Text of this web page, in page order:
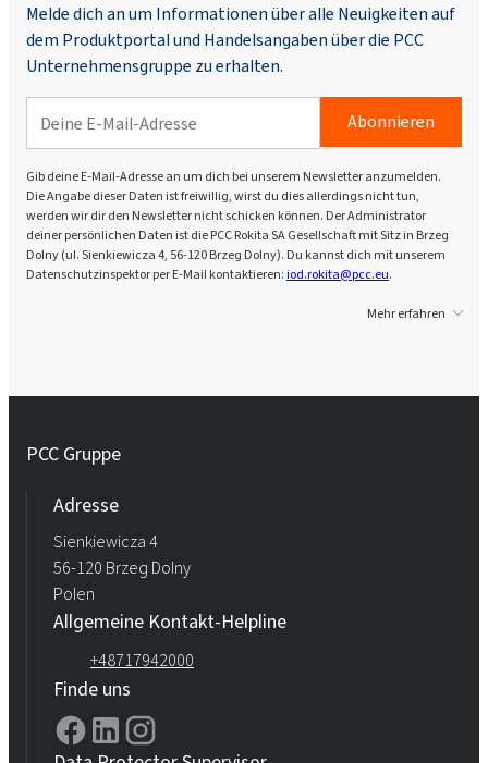
Rokopol® RF2000 (Polyether polyol)
Rokopol® V700 (Polyether polyol)
Rokopol® iCan 2432
Rokopol® vTec 770 (Polyether polyol)
Rokopol® vTec 8860 (Polyether polyol)
Melde dich an um Informationen über alle Neuigkeiten auf
dem Produktportal und Handelsangaben über die PCC
Unternehmensgruppe zu erhalten.
Abonnieren
Gib deine E-Mail-Adresse an um dich bei unserem Newsletter anzumelden.
Die Angabe dieser Daten ist freiwillig, wirst du dies allerdings nicht tun,
werden wir dir den Newsletter nicht schicken können. Der Administrator
deiner persönlichen Daten ist die PCC Rokita SA Gesellschaft mit Sitz in Brzeg
Dolny (ul. Sienkiewicza 4, 56-120 Brzeg Dolny). Du kannst dich mit unserem
Datenschutzinspektor per E-Mail kontaktieren:iod.rokita@pcc.eu.
Mehr erfahren
PCC Gruppe
Adresse
Sienkiewicza 4
56-120 Brzeg Dolny
Polen
Allgemeine Kontakt-Helpline
+48717942000
Finde uns